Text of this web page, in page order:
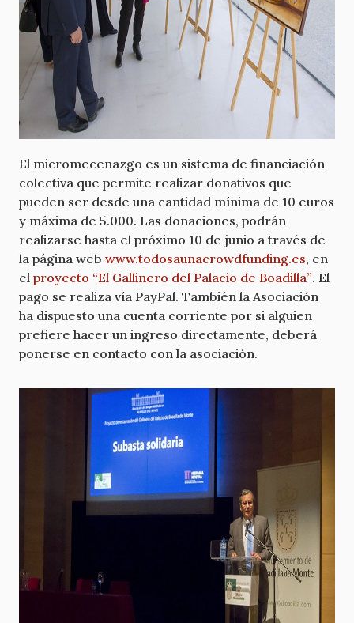
El micromecenazgo es un sistema de financiación
colectiva que permite realizar donativos que
pueden ser desde una cantidad mínima de 10 euros
y máxima de 5.000. Las donaciones, podrán
realizarse hasta el próximo 10 de junio a través de
la página web www.todosaunacrowdfunding.es, en
el proyecto “El Gallinero del Palacio de Boadilla”. El
pago se realiza vía PayPal. También la Asociación
ha dispuesto una cuenta corriente por si alguien
prefiere hacer un ingreso directamente, deberá
ponerse en contacto con la asociación.